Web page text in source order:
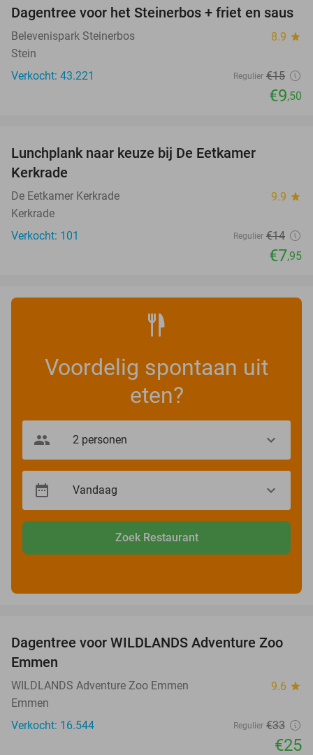
37%
Dagentree voor het Steinerbos + friet en saus
Belevenispark Steinerbos 8.9 star
Stein
Verkocht: 43.221
Regulier €15
€9,50
Lunchplank naar keuze bij De Eetkamer
Kerkrade
De Eetkamer Kerkrade 9.9 star
Kerkrade
Verkocht: 101
Regulier €14
€7,95
Voordelig spontaan uit
eten?
Zoek Restaurant
24%
Dagentree voor WILDLANDS Adventure Zoo
Emmen
WILDLANDS Adventure Zoo Emmen 9.6 star
Emmen
Verkocht: 16.544
Regulier €33
€25